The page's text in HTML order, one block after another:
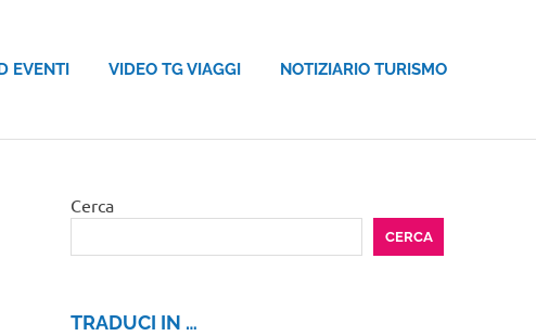
EVENTI VIDEO TG VIAGGI NOTIZIARIO TURISMO
Cerca
CERCA
TRADUCI IN …